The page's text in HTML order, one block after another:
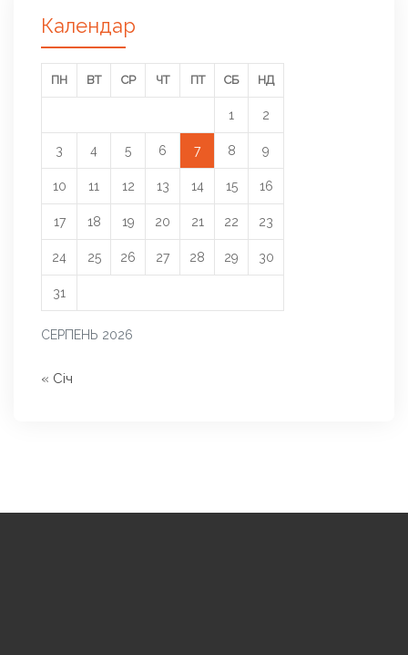
Календар
СЕРПЕНЬ 2026
ПН ВТ СР ЧТ ПТ СБ НД
1 2
3 4 5 6 7 8 9
10 11 12 13 14 15 16
17 18 19 20 21 22 23
24 25 26 27 28 29 30
31
« Січ